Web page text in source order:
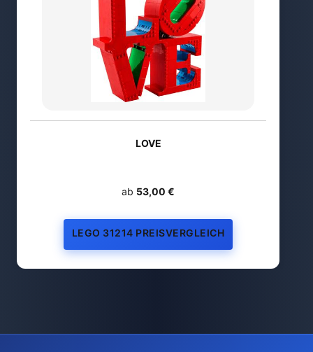
LOVE
ab 53,00 €
LEGO 31214 PREISVERGLEICH